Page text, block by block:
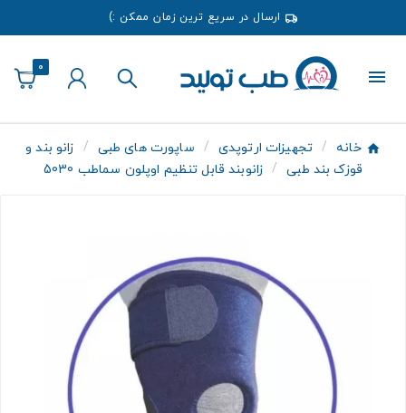
ارسال در سریع ترین زمان ممکن :)
0
خانه تجهیزات ارتوپدی ساپورت های طبی
زانو بند و
قوزک بند طبی
زانوبند قابل تنظیم اوپلون سماطب 5030